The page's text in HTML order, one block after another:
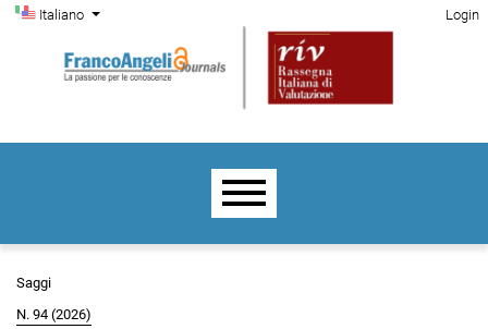
Salta al menu principale di navigazione
Salta al contenuto principale
Salta al piè di pagina del sito
Cambia la lingua. La lingua corrente è:
Italiano
Menu di amministrazione Login
Menu principale
Saggi
N. 94 (2026)